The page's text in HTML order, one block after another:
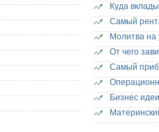
Куда
Самый
Молитва на
От чего
Самый
Бизнес